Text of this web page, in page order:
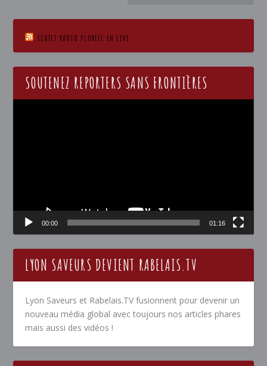
ECOTEZ RADIO PLURIEL EN LIVE
SOUTENEZ REPORTERS SANS FRONTIÈRES
00:00 01:16
LYON SAVEURS DEVIENT RABELAIS.TV
Lyon Saveurs et Rabelais.TV fusionnent pour devenir un
nouveau média global avec toujours nos articles phares
mais aussi des vidéos !